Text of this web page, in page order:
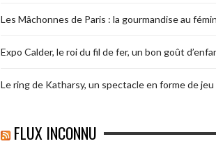
Les Mâchonnes de Paris : la gourmandise au
Expo Calder, le roi du fil de fer, un bon goût
Le ring de Katharsy, un spectacle en forme de jeu
FLUX INCONNU